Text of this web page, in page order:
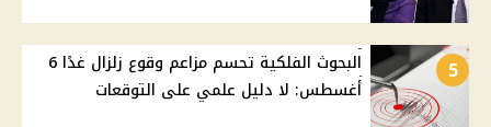
5
البحوث الفلكية تحسم مزاعم وقوع زلزال غدًا 6
أغسطس: لا دليل علمي على التوقعات